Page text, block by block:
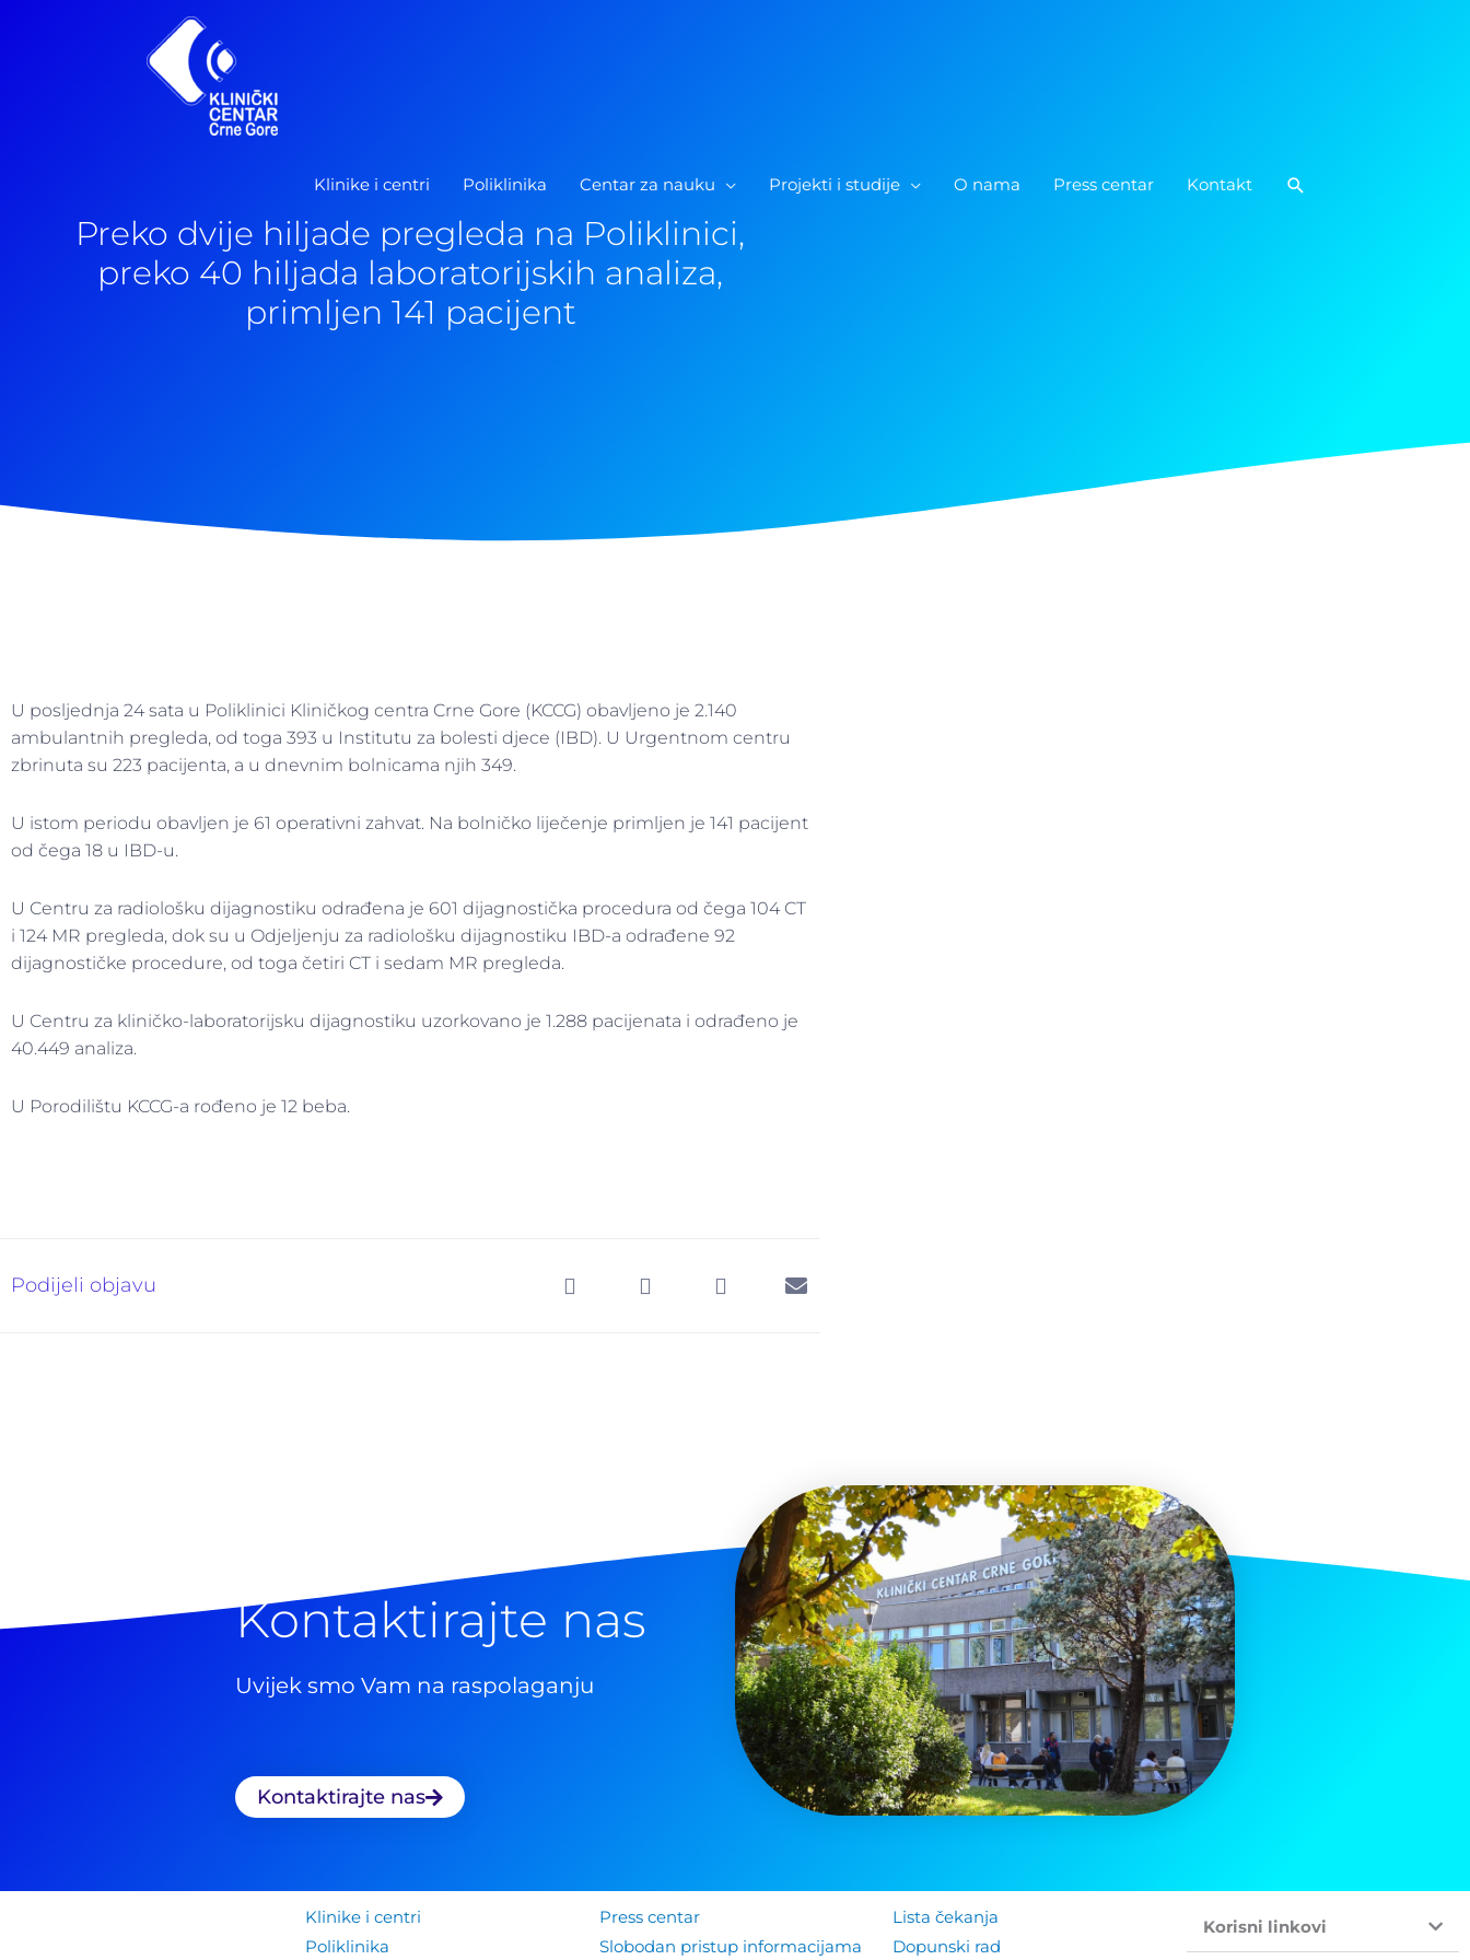
Klinike i centri Poliklinika Centar za nauku Projekti i studije O nama Press centar Kontakt Pretraga
Preko dvije hiljade pregleda na Poliklinici,
preko 40 hiljada laboratorijskih analiza,
primljen 141 pacijent
U posljednja 24 sata u Poliklinici Kliničkog centra Crne Gore (KCCG) obavljeno je 2.140
ambulantnih pregleda, od toga 393 u Institutu za bolesti djece (IBD). U Urgentnom centru
zbrinuta su 223 pacijenta, a u dnevnim bolnicama njih 349.
U istom periodu obavljen je 61 operativni zahvat. Na bolničko liječenje primljen je 141 pacijent
od čega 18 u IBD-u.
U Centru za radiološku dijagnostiku odrađena je 601 dijagnostička procedura od čega 104 CT
i 124 MR pregleda, dok su u Odjeljenju za radiološku dijagnostiku IBD-a odrađene 92
dijagnostičke procedure, od toga četiri CT i sedam MR pregleda.
U Centru za kliničko-laboratorijsku dijagnostiku uzorkovano je 1.288 pacijenata i odrađeno je
40.449 analiza.
U Porodilištu KCCG-a rođeno je 12 beba.
Podijeli objavu
Kontaktirajte nas
Uvijek smo Vam na raspolaganju
Kontaktirajte nas
Klinike i centri
Poliklinika
Press centar
Slobodan pristup informacijama
Lista čekanja
Dopunski rad
Korisni linkovi